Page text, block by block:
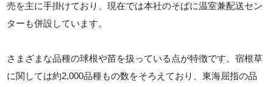
売を主に手掛けており、現在では本社のそばに温室兼配送セン
ターも併設しています。
さまざまな品種の球根や苗を扱っている点が特徴です。宿根草
に関しては約2,000品種もの数をそろえており、東海屈指の品